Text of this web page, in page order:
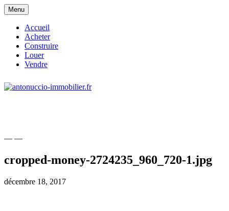
Skip
to
content
Menu
Accueil
Acheter
Construire
Louer
Vendre
— —
cropped-money-2724235_960_720-1.jpg
décembre 18, 2017